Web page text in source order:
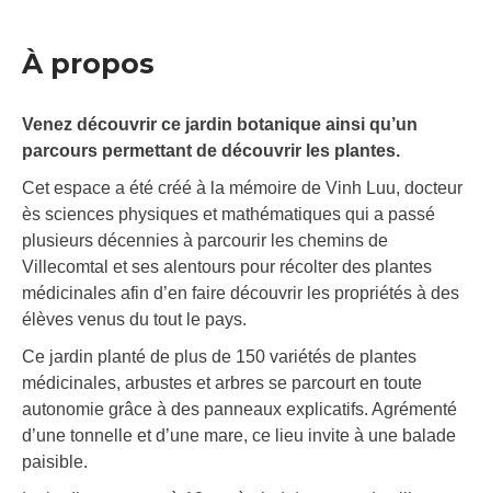
À propos
Venez découvrir ce jardin botanique ainsi qu’un
parcours permettant de découvrir les plantes.
Cet espace a été créé à la mémoire de Vinh Luu, docteur
ès sciences physiques et mathématiques qui a passé
plusieurs décennies à parcourir les chemins de
Villecomtal et ses alentours pour récolter des plantes
médicinales afin d’en faire découvrir les propriétés à des
élèves venus du tout le pays.
Ce jardin planté de plus de 150 variétés de plantes
médicinales, arbustes et arbres se parcourt en toute
autonomie grâce à des panneaux explicatifs. Agrémenté
d’une tonnelle et d’une mare, ce lieu invite à une balade
paisible.